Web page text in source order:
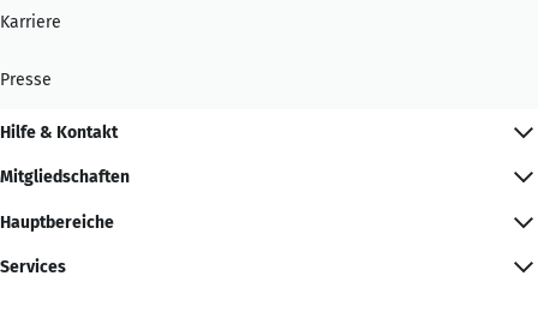
Karriere
Presse
Hilfe & Kontakt
Mitgliedschaften
Hauptbereiche
Services